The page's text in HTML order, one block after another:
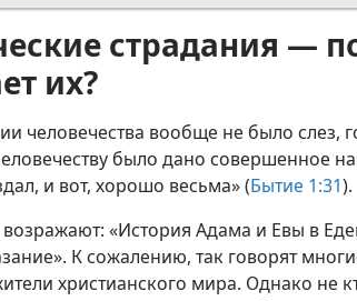
страдания —
их?
человечества вообще не было слез,
было дано совершенное
и вот, хорошо весьма» (Бытие 1:31).
«История Адама и Евы в
К сожалению, так говорят
христианского мира. Однако не